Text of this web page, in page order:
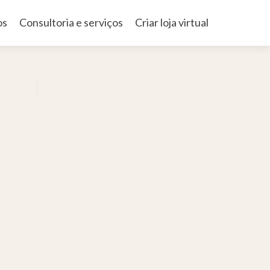
Consultoria e serviços Criar loja virtual